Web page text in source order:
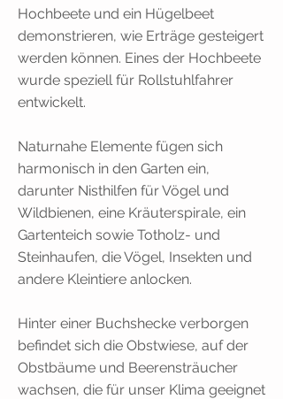
Hochbeete und ein Hügelbeet
demonstrieren, wie Erträge gesteigert
werden können. Eines der Hochbeete
wurde speziell für Rollstuhlfahrer
entwickelt.
Naturnahe Elemente fügen sich
harmonisch in den Garten ein,
darunter Nisthilfen für Vögel und
Wildbienen, eine Kräuterspirale, ein
Gartenteich sowie Totholz- und
Steinhaufen, die Vögel, Insekten und
andere Kleintiere anlocken.
Hinter einer Buchshecke verborgen
befindet sich die Obstwiese, auf der
Obstbäume und Beerensträucher
wachsen, die für unser Klima geeignet